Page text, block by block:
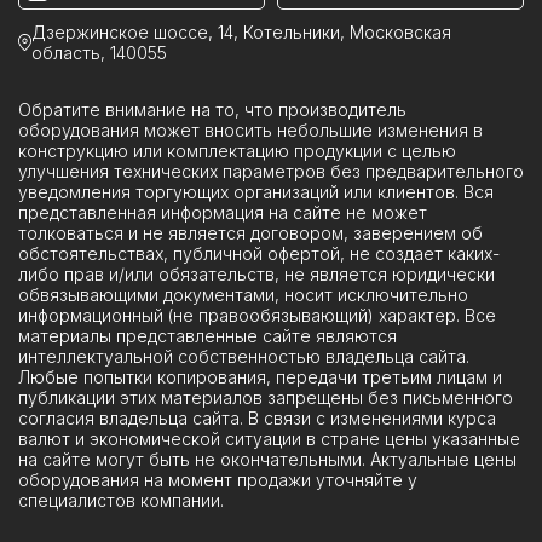
Ячейки ЯКНО
Дзержинское шоссе, 14, Котельники, Московская
область, 140055
Обратите внимание на то, что производитель
оборудования может вносить небольшие изменения в
конструкцию или комплектацию продукции с целью
улучшения технических параметров без предварительного
уведомления торгующих организаций или клиентов. Вся
представленная информация на сайте не может
толковаться и не является договором, заверением об
обстоятельствах, публичной офертой, не создает каких-
либо прав и/или обязательств, не является юридически
обвязывающими документами, носит исключительно
информационный (не правообязывающий) характер. Все
материалы представленные сайте являются
интеллектуальной собственностью владельца сайта.
Любые попытки копирования, передачи третьим лицам и
публикации этих материалов запрещены без письменного
согласия владельца сайта. В связи с изменениями курса
валют и экономической ситуации в стране цены указанные
на сайте могут быть не окончательными. Актуальные цены
оборудования на момент продажи уточняйте у
специалистов компании.